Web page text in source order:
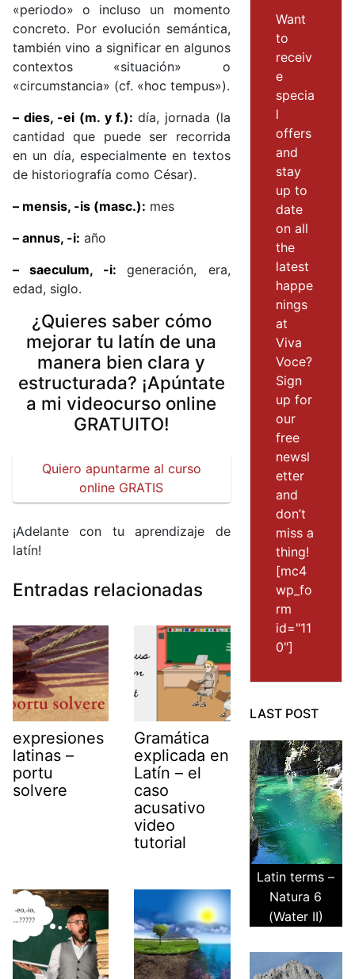
«periodo» o incluso un momento
concreto. Por evolución semántica,
también vino a significar en algunos
contextos «situación» o
«circumstancia» (cf. «hoc tempus»).
– dies, -ei (m. y f.):día, jornada (la
cantidad que puede ser recorrida
en un día, especialmente en textos
de historiografía como César).
– mensis, -is (masc.): mes
– annus, -i: año
– saeculum, -i:generación, era,
edad, siglo.
¿Quieres saber cómo
mejorar tu latín de una
manera bien clara y
estructurada? ¡Apúntate
a mi videocurso online
GRATUITO!
Quiero apuntarme al curso
online GRATIS
¡Adelante con tu aprendizaje de
latín!
Entradas relacionadas
expresiones
latinas –
portu
solvere
Gramática
explicada en
Latín – el
caso
acusativo
video
tutorial
Want
to
receiv
e
specia
l
offers
and
stay
up to
date
on all
the
latest
happe
nings
at
Viva
Voce?
Sign
up for
our
free
newsl
etter
and
don’t
miss a
thing!
[mc4
wp_fo
rm
id="11
0"]
LAST POST
Latin terms –
Natura 6
(Water II)